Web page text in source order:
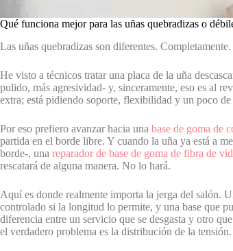
Qué funciona mejor para las uñas quebradizas o
Las uñas quebradizas son diferentes. Completamente.
He visto a técnicos tratar una placa de la uña
pulido, más agresividad- y, sinceramente, eso es al
extra; está pidiendo soporte, flexibilidad y un poco
Por eso prefiero avanzar hacia una base de goma de
partida en el borde libre. Y cuando la uña ya está a
borde-, una reparador de base de goma de fibra de
rescatará de alguna manera. No lo hará.
Aquí es donde realmente importa la jerga del salón.
controlado si la longitud lo permite, y una base que
diferencia entre un servicio que se desgasta y otro
el verdadero problema es la distribución de la tensión.